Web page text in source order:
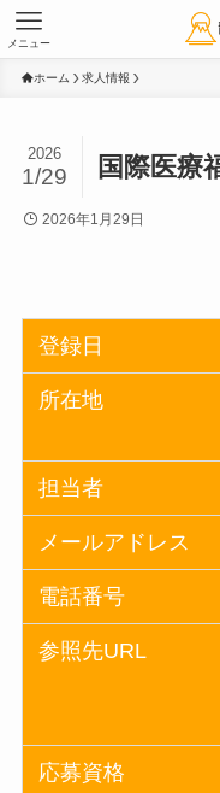
メニュー
ホーム 求人情報
国際医療
2026
1/29
2026年1月29日
登録日
所在地
担当者
メールアドレス
電話番号
参照先URL
応募資格